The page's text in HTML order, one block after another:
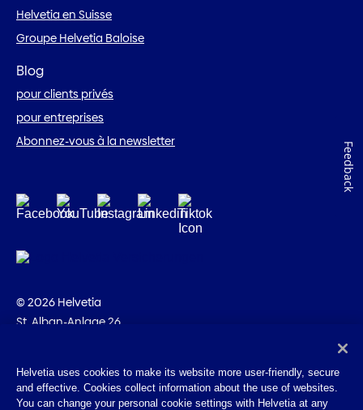
Helvetia en Suisse
Groupe Helvetia Baloise
Blog
pour clients privés
pour entreprises
Abonnez-vous à la newsletter
© 2026 Helvetia
St. Alban-Anlage 26
Impressum
Helvetia uses cookies to make its website more user-friendly, secure
and effective. Cookies collect information about the use of websites.
You can change your personal cookie settings with Helvetia at any
Feedback